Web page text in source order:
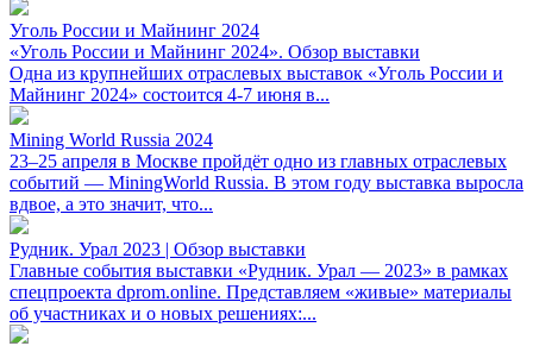
Уголь России и Майнинг 2024
«Уголь России и Майнинг 2024». Обзор выставки
Одна из крупнейших отраслевых выставок «Уголь России и
Майнинг 2024» состоится 4-7 июня в...
Mining World Russia 2024
23–25 апреля в Москве пройдёт одно из главных отраслевых
событий — MiningWorld Russia. В этом году выставка выросла
вдвое, а это значит, что...
Рудник. Урал 2023 | Обзор выставки
Главные события выставки «Рудник. Урал — 2023» в рамках
спецпроекта dprom.online. Представляем «живые» материалы
об участниках и о новых решениях:...